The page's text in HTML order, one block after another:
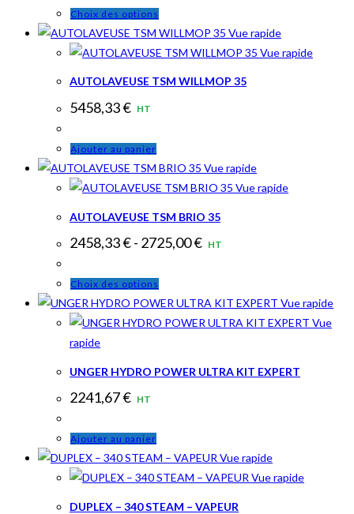
Choix des options
produit
a
être
choisies
sur
page
Vue rapide
Vue rapide
AUTOLAVEUSE TSM WILLMOP 35
5458,33€ HT
Ajouter au panier
Vue rapide
Vue rapide
AUTOLAVEUSE TSM BRIO 35
2458,33€- 2725,00€ HT
Choix des options
produit
a
Les
choisies
sur
la
Vue rapide
Vue
rapide
UNGER HYDRO POWER ULTRA KIT EXPERT
2241,67€ HT
Ajouter au panier
Vue rapide
Vue rapide
DUPLEX – 340 STEAM – VAPEUR